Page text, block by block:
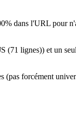
dans l'URL pour
(71 lignes)) et un
(pas forcément